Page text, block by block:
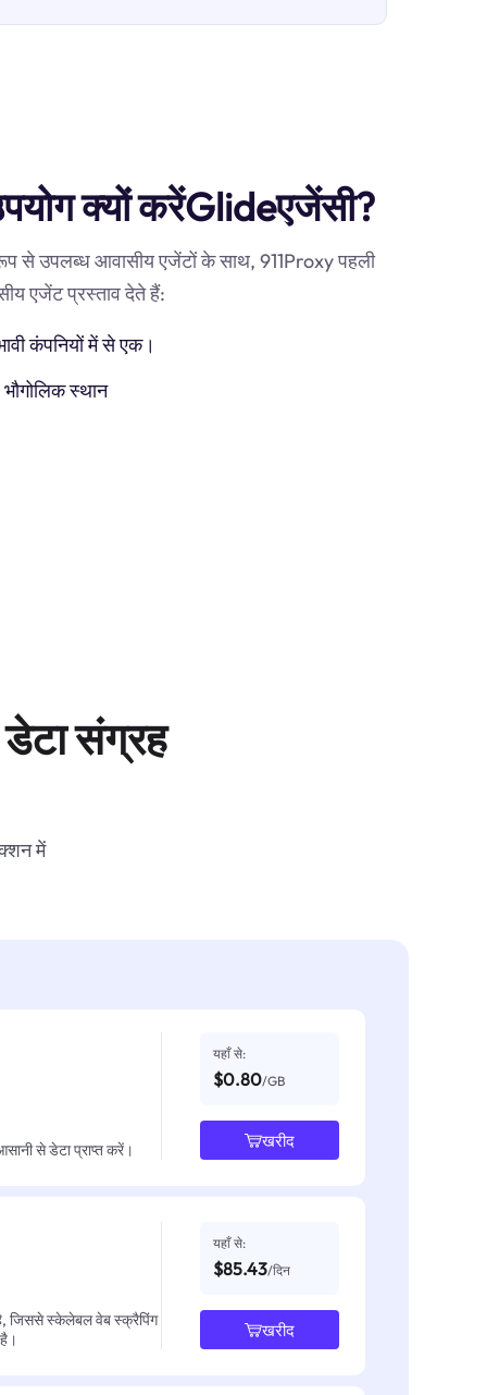
क्यों करेंGlideएजेंसी?
से उपलब्ध आवासीय एजेंटों के साथ, 911Proxy पहली
एजेंट प्रस्ताव देते हैं:
कंपनियों में से एक।
स्थान
डेटा संग्रह
में
से डेटा प्राप्त करें।
यहाँ से:
$0.80/GB
खरीद
जिससे स्केलेबल वेब स्क्रैपिंग
यहाँ से:
$85.43/दिन
खरीद